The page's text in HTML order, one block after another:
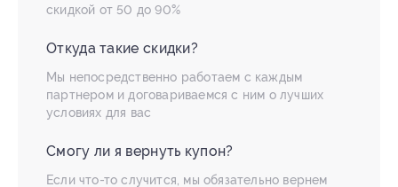
скидкой от 50 до 90%
Откуда такие скидки?
Мы непосредственно работаем с каждым
партнером и договариваемся с ним о лучших
условиях для вас
Смогу ли я вернуть купон?
Если что-то случится, мы обязательно вернем